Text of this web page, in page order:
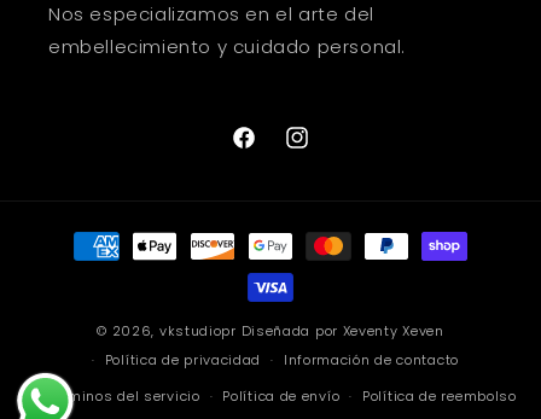
Nos especializamos en el arte del
embellecimiento y cuidado personal.
FacebookInstagram
Formas
© 2026, vkstudiopr Diseñada por Xeventy Xeven
Política de privacidad
Información de contacto
Términos del servicio
Política de envío Política de reembolso